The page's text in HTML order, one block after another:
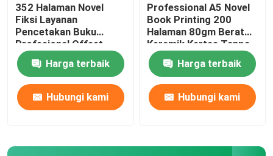
352 Halaman Novel
Fiksi Layanan
Pencetakan Buku
Profesional Offset
Printing 80gsm
Harga terbaik
Hubungi kami
Professional A5 Novel
Book Printing 200
Halaman 80gm Berat
Keramik Kertas Tanpa
Lapisan
Harga terbaik
Hubungi kami